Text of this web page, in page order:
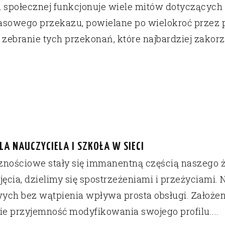
funkcjonuje wiele mitów
przekazu, powielane po wielokroć przez
zebranie tych przekonań, które najbardziej
NAUCZYCIELA I SZKOŁA W SIECI
stały się immanentną częścią
dzielimy się spostrzeżeniami i przeżyciami.
bez wątpienia wpływa prosta obsługi.
przyjemność modyfikowania swojego profilu....